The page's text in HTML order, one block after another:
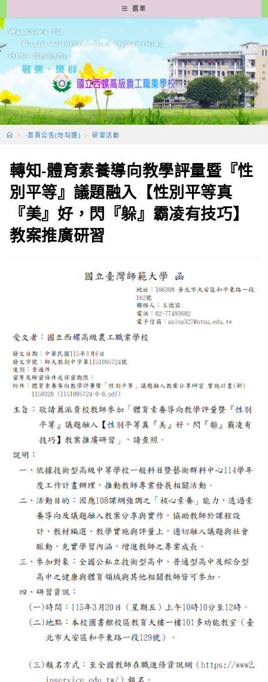
轉
至
要
容
選單
> -首頁公告(勿勾選) > 研習活動
轉知-體育素養導向教學評量暨『性
別平等』議題融入【性別平等真
『美』好，閃『躲』霸凌有技巧】
教案推廣研習